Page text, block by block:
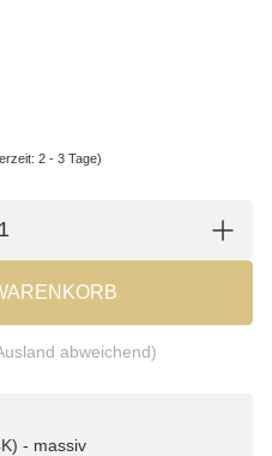
2 - 3 Tage)
abweichend)
- massiv